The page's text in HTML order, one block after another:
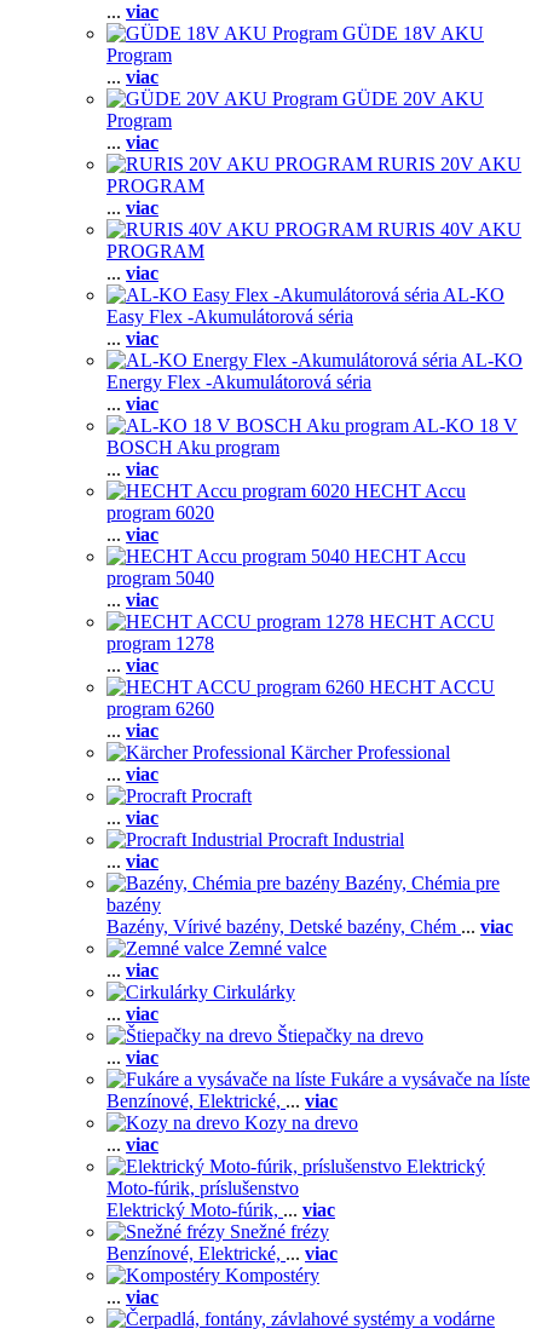
... viac
GÜDE 18V AKU
Program
... viac
GÜDE 20V AKU
Program
... viac
RURIS 20V AKU
PROGRAM
... viac
RURIS 40V AKU
PROGRAM
... viac
AL-KO
Easy Flex -Akumulátorová séria
... viac
AL-KO
Energy Flex -Akumulátorová séria
... viac
AL-KO 18 V
BOSCH Aku program
... viac
HECHT Accu
program 6020
... viac
HECHT Accu
program 5040
... viac
HECHT ACCU
program 1278
... viac
HECHT ACCU
program 6260
... viac
Kärcher Professional
... viac
Procraft
... viac
Procraft Industrial
... viac
Bazény, Chémia pre
bazény
Bazény, Vírivé bazény, Detské bazény, Chém ... viac
Zemné valce
... viac
Cirkulárky
... viac
Štiepačky na drevo
... viac
Fukáre a vysávače na líste
Benzínové, Elektrické, ... viac
Kozy na drevo
... viac
Elektrický
Moto-fúrik, príslušenstvo
Elektrický Moto-fúrik, ... viac
Snežné frézy
Benzínové, Elektrické, ... viac
Kompostéry
... viac